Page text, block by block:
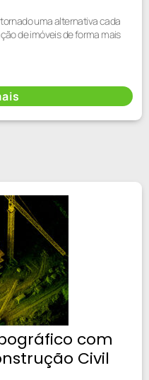
uma alternativa cada
de imóveis de forma mais
com
Civil